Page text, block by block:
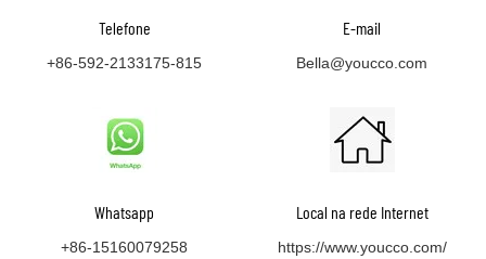
Telefone
+86-592-2133175-815
​​​​​​E-mail
Bella@youcco.com
Whatsapp
+86-15160079258
Local na rede Internet
https://www.youcco.com/